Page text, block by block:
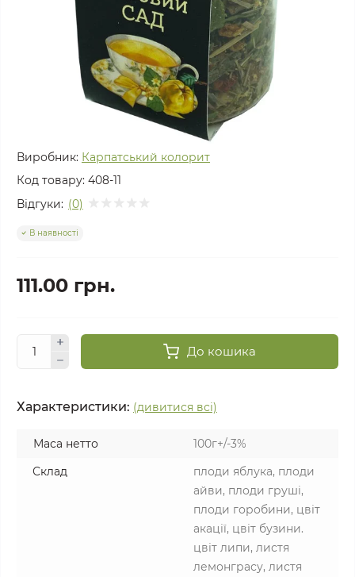
Виробник: Карпатський колорит
Код товару: 408-11
Відгуки: (0)
В наявності
111.00 грн.
До кошика
Характеристики: (дивитися всі)
Маса нетто
100г+/-3%
Склад
плоди яблука, плоди
айви, плоди груші,
плоди горобини, цвіт
акації, цвіт бузини.
цвіт липи, листя
лемонграсу, листя